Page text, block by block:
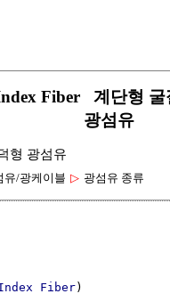
Fiber 계단형
광섬유
형 광섬유
유/광케이블 ▷ 광섬유 종류
Fiber)